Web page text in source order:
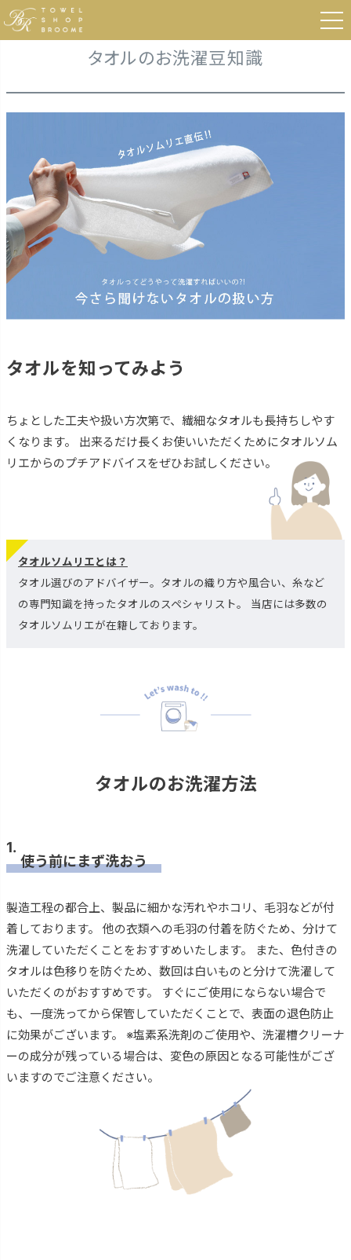
タオルのお洗濯豆知識
タオルを知ってみよう
ちょとした工夫や扱い方次第で、繊細なタオルも長持ちしやす
くなります。 出来るだけ長くお使いいただくためにタオルソム
リエからのプチアドバイスをぜひお試しください。
タオルソムリエとは？
タオル選びのアドバイザー。タオルの織り方や風合い、糸など
の専門知識を持ったタオルのスペシャリスト。 当店には多数の
タオルソムリエが在籍しております。
タオルのお洗濯方法
1.
使う前にまず洗おう
製造工程の都合上、製品に細かな汚れやホコリ、毛羽などが付
着しております。 他の衣類への毛羽の付着を防ぐため、分けて
洗濯していただくことをおすすめいたします。 また、色付きの
タオルは色移りを防ぐため、数回は白いものと分けて洗濯して
いただくのがおすすめです。 すぐにご使用にならない場合で
も、一度洗ってから保管していただくことで、表面の退色防止
に効果がございます。 ※塩素系洗剤のご使用や、洗濯槽クリーナ
ーの成分が残っている場合は、変色の原因となる可能性がござ
いますのでご注意ください。